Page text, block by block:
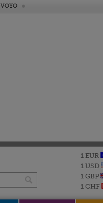
VOYO
1 EUR
1 USD
1 GBP
1 CHF